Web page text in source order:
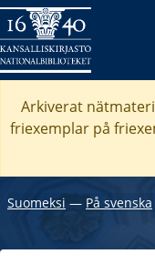
Arkiverat
friexemplar på
Suomeksi ― På svenska